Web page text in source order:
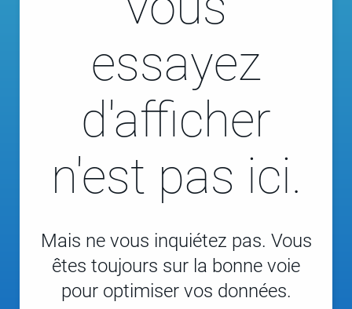
essayez
d'afficher
n'est pas ici.
Mais ne vous inquiétez pas. Vous
êtes toujours sur la bonne voie
pour optimiser vos données.